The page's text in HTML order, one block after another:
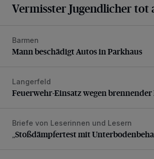
Vermisster Jugendlicher tot
Mann beschädigt Autos in Parkhaus
Barmen
Mann beschädigt Autos in Parkhaus
Feuerwehr-Einsatz wegen brennender
Langerfeld
Feuerwehr-Einsatz wegen
„Stoßdämpfertest mit
Briefe von Leserinnen und Lesern
„Stoßdämpfertest mit